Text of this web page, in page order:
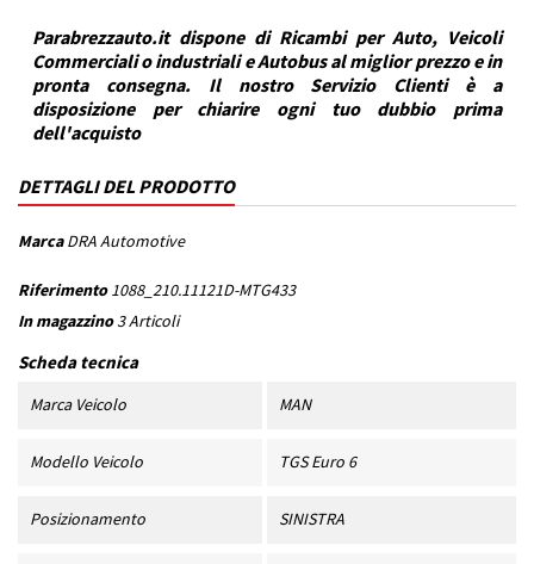
Parabrezzauto.it dispone di Ricambi per Auto, Veicoli
Commerciali o industriali e Autobus al miglior prezzo e in
pronta consegna. Il nostro Servizio Clienti è a
disposizione per chiarire ogni tuo dubbio prima
dell'acquisto
DETTAGLI DEL PRODOTTO
Marca DRA Automotive
Riferimento 1088_210.11121D-MTG433
In magazzino 3 Articoli
Scheda tecnica
Marca Veicolo MAN
Modello Veicolo TGS Euro 6
Posizionamento SINISTRA